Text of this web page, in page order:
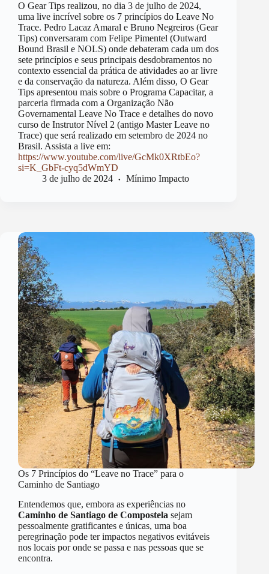
O Gear Tips realizou, no dia 3 de julho de 2024,
uma live incrível sobre os 7 princípios do Leave No
Trace. Pedro Lacaz Amaral e Bruno Negreiros (Gear
Tips) conversaram com Felipe Pimentel (Outward
Bound Brasil e NOLS) onde debateram cada um dos
sete princípios e seus principais desdobramentos no
contexto essencial da prática de atividades ao ar livre
e da conservação da natureza. Além disso, O Gear
Tips apresentou mais sobre o Programa Capacitar, a
parceria firmada com a Organização Não
Governamental Leave No Trace e detalhes do novo
curso de Instrutor Nível 2 (antigo Master Leave no
Trace) que será realizado em setembro de 2024 no
Brasil. Assista a live em:
https://www.youtube.com/live/GcMk0XRtbEo?
si=K_GbFt-cyq5dWmYD
3 de julho de 2024
Mínimo Impacto
Os 7 Princípios do “Leave no Trace” para o
Caminho de Santiago
Entendemos que, embora as experiências no
Caminho de Santiago de Compostela sejam
pessoalmente gratificantes e únicas, uma boa
peregrinação pode ter impactos negativos evitáveis
nos locais por onde se passa e nas pessoas que se
encontra.